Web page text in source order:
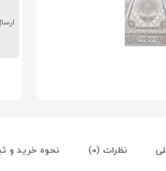
نظرات (0) نحوه خرید و